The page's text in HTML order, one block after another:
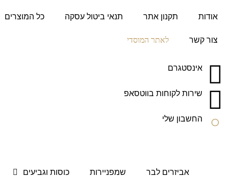
אודות
תקנון אתר תנאי ביטול עסקה כל המוצרים
צור קשר לאתר המוסדי
אינסטגרם
שירות לקוחות בווטסאפ
החשבון שלי
אביזרים לבר שמפניירות כוסות וגביעים